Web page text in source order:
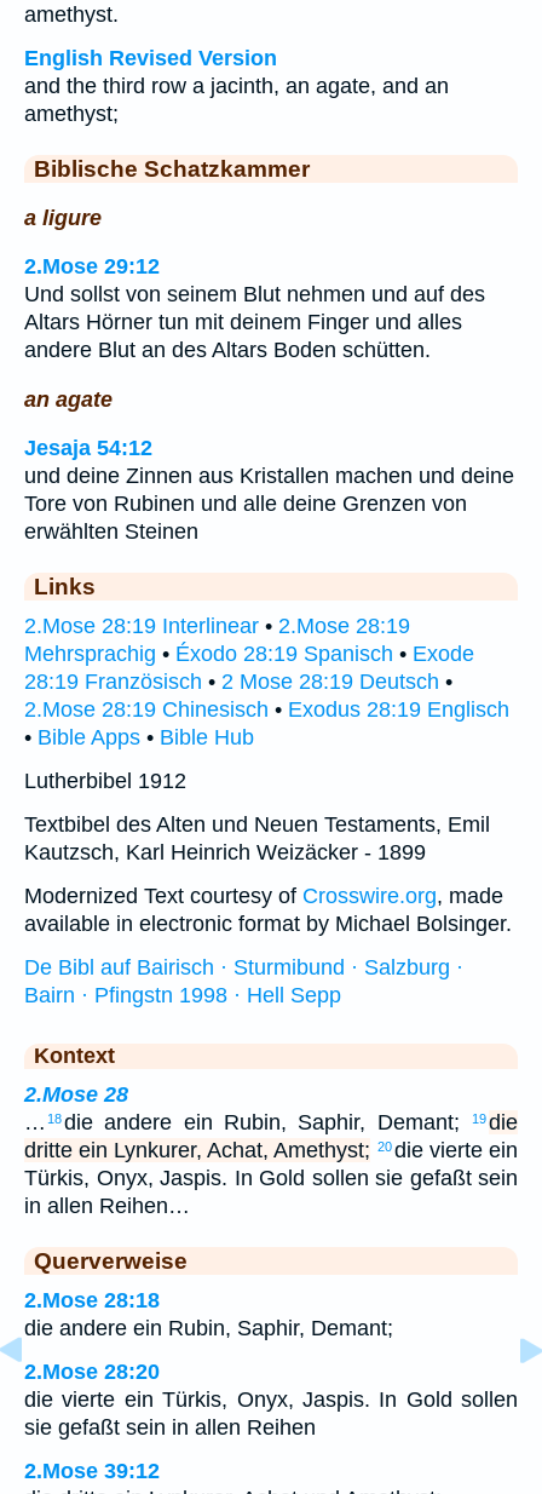
amethyst.
English Revised Version
and the third row a jacinth, an agate, and an
amethyst;
Biblische Schatzkammer
a ligure
2.Mose 29:12
Und sollst von seinem Blut nehmen und auf des
Altars Hörner tun mit deinem Finger und alles
andere Blut an des Altars Boden schütten.
an agate
Jesaja 54:12
und deine Zinnen aus Kristallen machen und deine
Tore von Rubinen und alle deine Grenzen von
erwählten Steinen
Links
2.Mose 28:19 Interlinear • 2.Mose 28:19
Mehrsprachig • Éxodo 28:19 Spanisch • Exode
28:19 Französisch • 2 Mose 28:19 Deutsch •
2.Mose 28:19 Chinesisch • Exodus 28:19 Englisch
• Bible Apps • Bible Hub
Lutherbibel 1912
Textbibel des Alten und Neuen Testaments, Emil
Kautzsch, Karl Heinrich Weizäcker - 1899
Modernized Text courtesy of Crosswire.org, made
available in electronic format by Michael Bolsinger.
De Bibl auf Bairisch · Sturmibund · Salzburg ·
Bairn · Pfingstn 1998 · Hell Sepp
Kontext
2.Mose 28
… 18die andere ein Rubin, Saphir, Demant; 19die
dritte ein Lynkurer, Achat, Amethyst; 20die vierte ein
Türkis, Onyx, Jaspis. In Gold sollen sie gefaßt sein
in allen Reihen…
Querverweise
2.Mose 28:18
die andere ein Rubin, Saphir, Demant;
2.Mose 28:20
die vierte ein Türkis, Onyx, Jaspis. In Gold sollen
sie gefaßt sein in allen Reihen
2.Mose 39:12